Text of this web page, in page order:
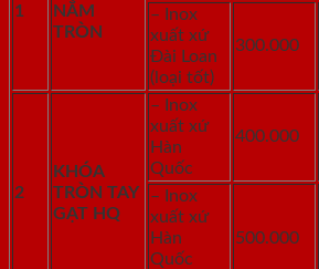
1
NẮM
TRÒN
– Inox
xuất xứ
Đài Loan
(loại tốt)
300.000
2
KHÓA
TRÒN TAY
GẠT HQ
– Inox
xuất xứ
Hàn
Quốc
400.000
– Inox
xuất xứ
Hàn
Quốc
500.000